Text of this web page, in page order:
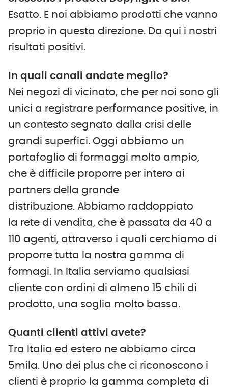
Esatto. E noi abbiamo prodotti che vanno
proprio in questa direzione. Da qui i nostri
risultati positivi.
In quali canali andate meglio?
Nei negozi di vicinato, che per noi sono gli
unici a registrare performance positive, in
un contesto segnato dalla crisi delle
grandi superfici. Oggi abbiamo un
portafoglio di formaggi molto ampio,
che è difficile proporre per intero ai
partners della grande
distribuzione. Abbiamo raddoppiato
la rete di vendita, che è passata da 40 a
110 agenti, attraverso i quali cerchiamo di
proporre tutta la nostra gamma di
formagi. In Italia serviamo qualsiasi
cliente con ordini di almeno 15 chili di
prodotto, una soglia molto bassa.
Quanti clienti attivi avete?
Tra Italia ed estero ne abbiamo circa
5mila. Uno dei plus che ci riconoscono i
clienti è proprio la gamma completa di